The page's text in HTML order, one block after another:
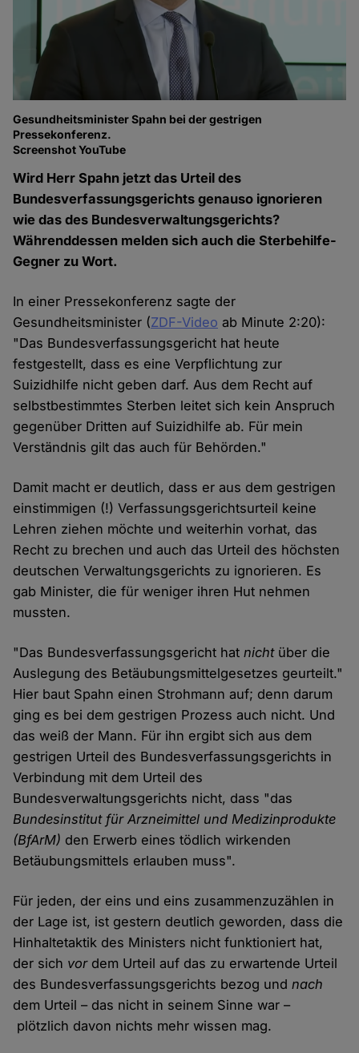
Gesundheitsminister Spahn bei der gestrigen
Pressekonferenz.
Screenshot YouTube
Wird Herr Spahn jetzt das Urteil des
Bundesverfassungsgerichts genauso ignorieren
wie das des Bundesverwaltungsgerichts?
Währenddessen melden sich auch die Sterbehilfe-
Gegner zu Wort.
In einer Pressekonferenz sagte der
Gesundheitsminister (ZDF-Video ab Minute 2:20):
"Das Bundesverfassungsgericht hat heute
festgestellt, dass es eine Verpflichtung zur
Suizidhilfe nicht geben darf. Aus dem Recht auf
selbstbestimmtes Sterben leitet sich kein Anspruch
gegenüber Dritten auf Suizidhilfe ab. Für mein
Verständnis gilt das auch für Behörden."
Damit macht er deutlich, dass er aus dem gestrigen
einstimmigen (!) Verfassungsgerichtsurteil keine
Lehren ziehen möchte und weiterhin vorhat, das
Recht zu brechen und auch das Urteil des höchsten
deutschen Verwaltungsgerichts zu ignorieren. Es
gab Minister, die für weniger ihren Hut nehmen
mussten.
"Das Bundesverfassungsgericht hatnichtüber die
Auslegung des Betäubungsmittelgesetzes geurteilt."
Hier baut Spahn einen Strohmann auf; denn darum
ging es bei dem gestrigen Prozess auch nicht. Und
das weiß der Mann. Für ihn ergibt sich aus dem
gestrigen Urteil des Bundesverfassungsgerichts in
Verbindung mit dem Urteil des
Bundesverwaltungsgerichts nicht, dass "das
Bundesinstitut für Arzneimittel und Medizinprodukte
(BfArM) den Erwerb eines tödlich wirkenden
Betäubungsmittels erlauben muss".
Für jeden, der eins und eins zusammenzuzählen in
der Lage ist, ist gestern deutlich geworden, dass die
Hinhaltetaktik des Ministers nicht funktioniert hat,
der sich vordem Urteil auf das zu erwartende Urteil
des Bundesverfassungsgerichts bezog undnach
dem Urteil – das nicht in seinem Sinne war –
plötzlich davon nichts mehr wissen mag.